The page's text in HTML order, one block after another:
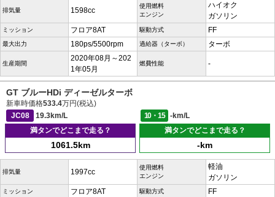
排気量 1598cc
使用燃料
エンジン
ハイオク
ガソリン
ミッション フロア8AT 駆動方式 FF
最大出力 180ps/5500rpm 過給器（ターボ） ターボ
生産期間
2020年08月～202
1年05月
燃費性能 -
GT ブルーHDi ディーゼルターボ
新車時価格533.4万円(税込)
JC08
19.3km/L 10・15
-km/L
満タンでどこまで走る？
1061.5km
満タンでどこまで走る？
-km
排気量 1997cc
使用燃料
エンジン
軽油
ガソリン
ミッション フロア8AT 駆動方式 FF